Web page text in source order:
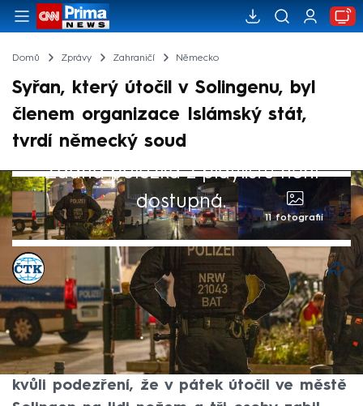
Domů Zprávy Zahraničí Německo
Syřan, který útočil v Solingenu, byl
členem organizace Islámský stát,
tvrdí německý soud
Žádná položka z playlistu není
dostupná.
11 fotografií
ČTK
25. srp 2024, 17:27
Vyšetřující soudce Spolkového soudního
dvora (BGH) v Karlsruhe vydal dodatečně
zatykač na 26letého Syřana zadrženého
kvůli podezření, že v pátek útočil ve městě